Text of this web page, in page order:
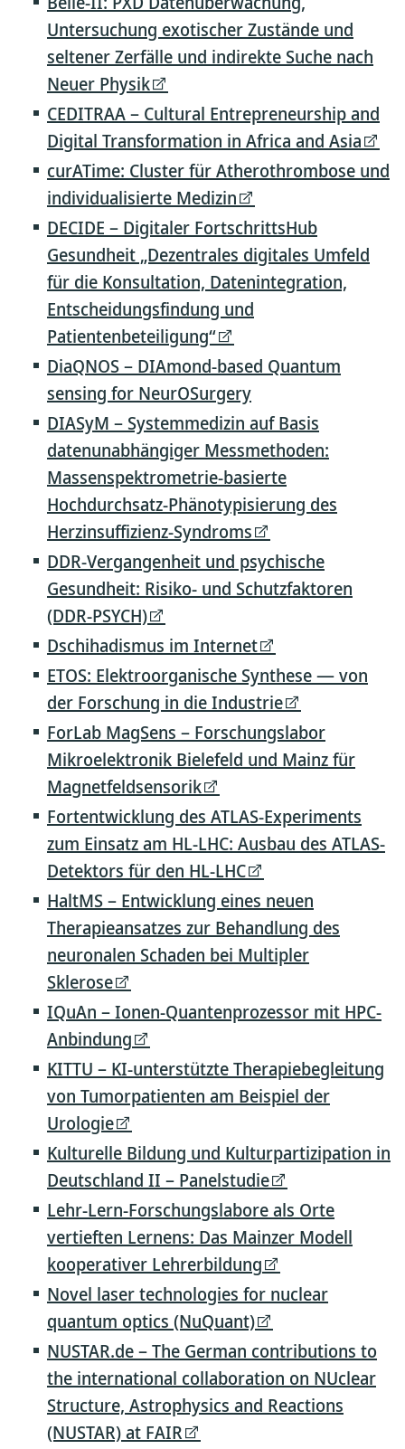
Untersuchung exotischer Zustände und
seltener Zerfälle und indirekte Suche nach
Neuer Physik
CEDITRAA – Cultural Entrepreneurship and
Digital Transformation in Africa and Asia
curATime: Cluster für Atherothrombose und
individualisierte Medizin
DECIDE – Digitaler FortschrittsHub
Gesundheit „Dezentrales digitales Umfeld
für die Konsultation, Datenintegration,
Entscheidungsfindung und
Patientenbeteiligung“
DiaQNOS – DIAmond-based Quantum
sensing for NeurOSurgery
DIASyM – Systemmedizin auf Basis
datenunabhängiger Messmethoden:
Massenspektrometrie-basierte
Hochdurchsatz-Phänotypisierung des
Herzinsuffizienz-Syndroms
DDR-Vergangenheit und psychische
Gesundheit: Risiko- und Schutzfaktoren
(DDR-PSYCH)
Dschihadismus im Internet
ETOS: Elektroorganische Synthese — von
der Forschung in die Industrie
ForLab MagSens – Forschungslabor
Mikroelektronik Bielefeld und Mainz für
Magnetfeldsensorik
Fortentwicklung des ATLAS-Experiments
zum Einsatz am HL-LHC: Ausbau des ATLAS-
Detektors für den HL-LHC
HaltMS – Entwicklung eines neuen
Therapieansatzes zur Behandlung des
neuronalen Schaden bei Multipler
Sklerose
IQuAn – Ionen-Quantenprozessor mit HPC-
Anbindung
KITTU – KI-unterstützte Therapiebegleitung
von Tumorpatienten am Beispiel der
Urologie
Kulturelle Bildung und Kulturpartizipation in
Deutschland II – Panelstudie
Lehr-Lern-Forschungslabore als Orte
vertieften Lernens: Das Mainzer Modell
kooperativer Lehrerbildung
Novel laser technologies for nuclear
quantum optics (NuQuant)
NUSTAR.de – The German contributions to
the international collaboration on NUclear
Structure, Astrophysics and Reactions
(NUSTAR) at FAIR